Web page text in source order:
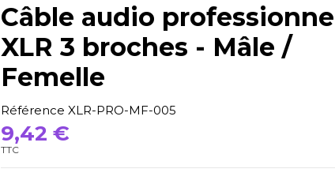
Câble audio
XLR 3 broches - Mâle /
Femelle
Référence XLR-PRO-MF-005
9,42 €
TTC